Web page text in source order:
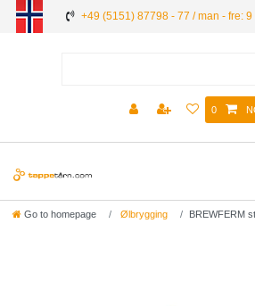
+49 (5151) 87798 - 77 / man - fre: 9
0
Go to homepage Ølbrygging BREWFERM